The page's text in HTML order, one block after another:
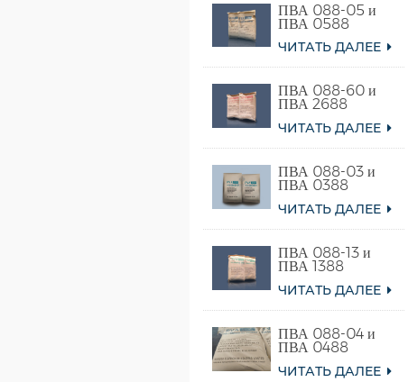
ПВА 088-05 и
ПВА 0588
ЧИТАТЬ ДАЛЕЕ
ПВА 088-60 и
ПВА 2688
ЧИТАТЬ ДАЛЕЕ
ПВА 088-03 и
ПВА 0388
ЧИТАТЬ ДАЛЕЕ
ПВА 088-13 и
ПВА 1388
ЧИТАТЬ ДАЛЕЕ
ПВА 088-04 и
ПВА 0488
ЧИТАТЬ ДАЛЕЕ